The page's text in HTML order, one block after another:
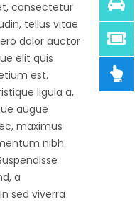
consectetur
tellus vitae
dolor auctor
elit quis
est.
ligula a,
augue
maximus
nibh
a
sed viverra